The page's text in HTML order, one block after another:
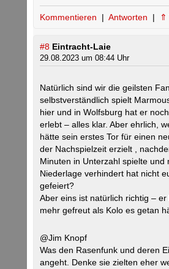
Kommentieren | Antworten | ⇑
#8 Eintracht-Laie
29.08.2023 um 08:44 Uhr
Natürlich sind wir die geilsten
selbstverständlich spielt
hier und in Wolfsburg hat er
erlebt – alles klar. Aber ehrlich,
hätte sein erstes Tor für einen
der Nachspielzeit erzielt ,
Minuten in Unterzahl spielte und
Niederlage verhindert hat nicht
gefeiert?
Aber eins ist natürlich richtig –
mehr gefreut als Kolo es getan
@Jim Knopf
Was den Rasenfunk und deren
angeht. Denke sie zielten eher